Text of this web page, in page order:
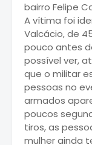
bairro Felipe
A vítima foi
Valcácio, de
pouco antes
possível ver,
que o militar
pessoas no
armados
poucos
tiros, as
mulher ainda